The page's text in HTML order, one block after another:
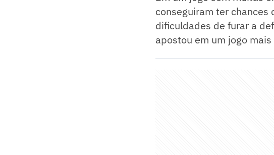
conseguiram ter chances
dificuldades de furar a
apostou em um jogo